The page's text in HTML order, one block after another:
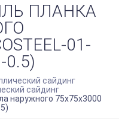
ПЛАНКА
01-
сайдинг
сайдинг
наружного 75х75х3000